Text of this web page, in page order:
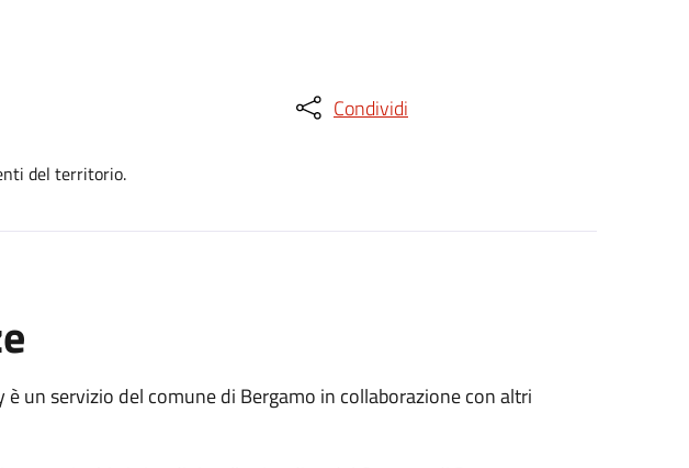
del territorio.
Condividi
è un servizio del comune di Bergamo in collaborazione con altri